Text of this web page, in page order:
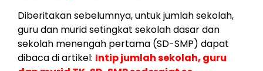
Diberitakan sebelumnya, untuk jumlah sekolah,
guru dan murid setingkat sekolah dasar dan
sekolah menengah pertama (SD-SMP) dapat
dibaca di artikel: Intip jumlah sekolah, guru